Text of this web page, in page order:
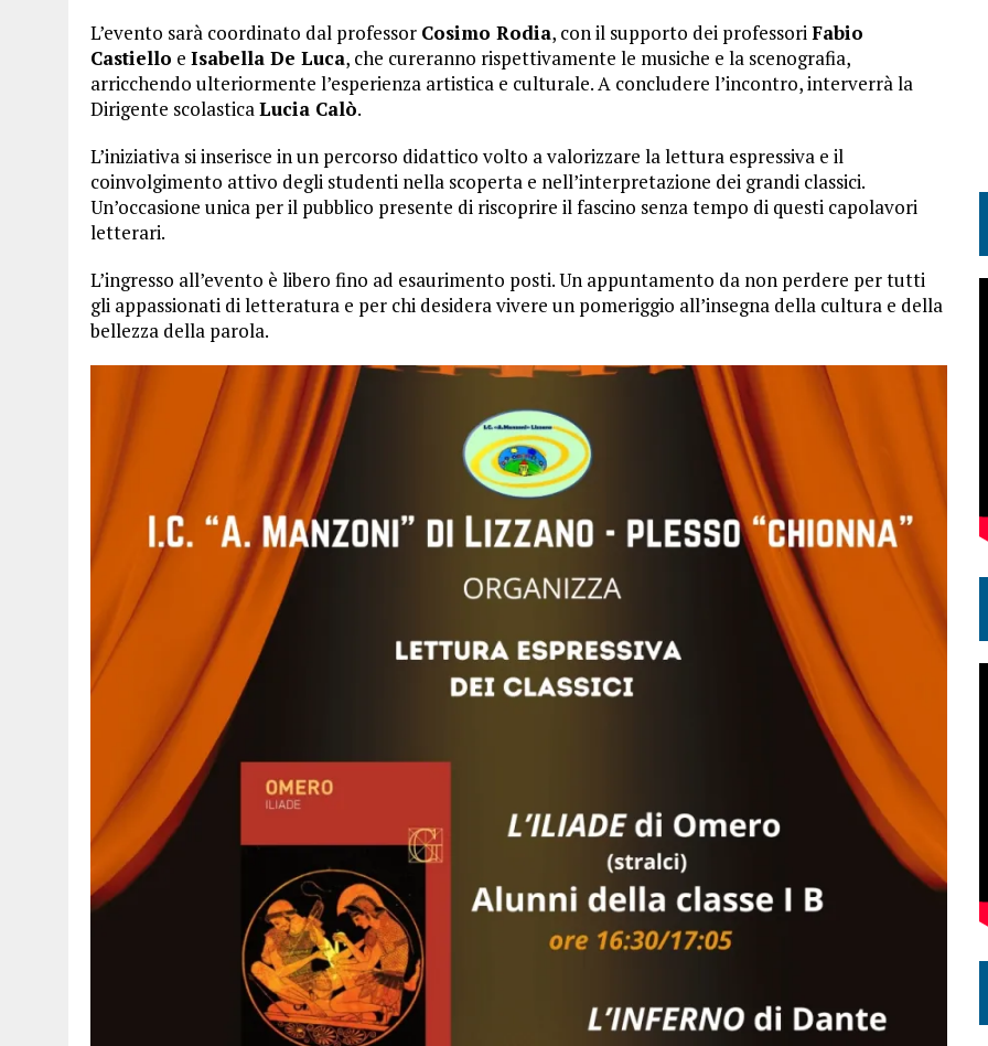
L’evento sarà coordinato dal professor Cosimo Rodia, con il supporto dei professoriFabio
Castiello e Isabella De Luca, che cureranno rispettivamente le musiche e la scenografia,
arricchendo ulteriormente l’esperienza artistica e culturale. A concludere l’incontro, interverrà la
Dirigente scolasticaLucia Calò.
L’iniziativa si inserisce in un percorso didattico volto a valorizzare la lettura espressiva e il
coinvolgimento attivo degli studenti nella scoperta e nell’interpretazione dei grandi classici.
Un’occasione unica per il pubblico presente di riscoprire il fascino senza tempo di questi capolavori
letterari.
L’ingresso all’evento è libero fino ad esaurimento posti. Un appuntamento da non perdere per tutti
gli appassionati di letteratura e per chi desidera vivere un pomeriggio all’insegna della cultura e della
bellezza della parola.